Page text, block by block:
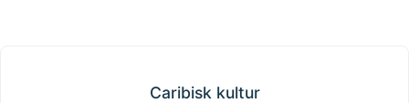
Caribisk kultur